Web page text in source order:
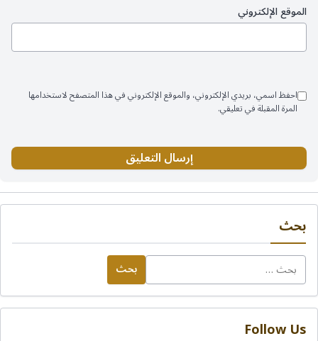
الموقع الإلكتروني
احفظ اسمي، بريدي الإلكتروني، والموقع الإلكتروني في هذا المتصفح لاستخدامها
المرة المقبلة في تعليقي.
بحث
البحث
عن:
Follow Us